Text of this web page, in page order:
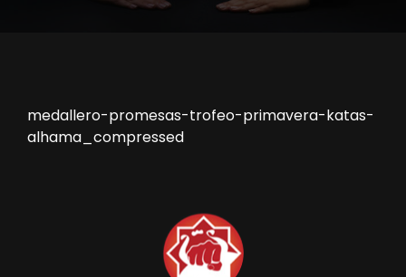
medallero-promesas-trofeo-primavera-katas-
alhama_compressed